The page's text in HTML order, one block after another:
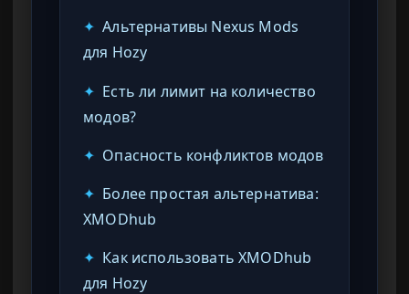
✦ Альтернативы Nexus Mods
для Hozy
✦ Есть ли лимит на количество
модов?
✦ Опасность конфликтов модов
✦ Более простая альтернатива:
XMODhub
✦ Как использовать XMODhub
для Hozy